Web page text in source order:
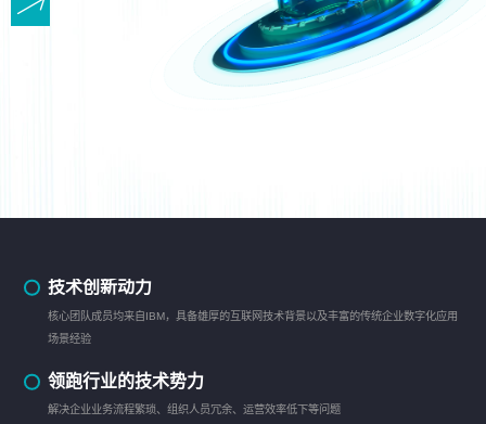
技术创新动力
核心团队成员均来自IBM，具备雄厚的互联网技术背景以及丰富的传统企业数字化应用
场景经验
领跑行业的技术势力
解决企业业务流程繁琐、组织人员冗余、运营效率低下等问题